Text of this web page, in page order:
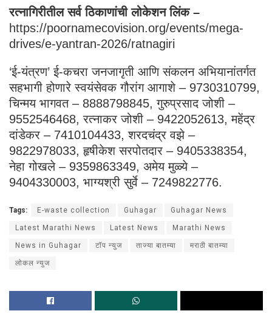
रत्नागिरीतील सर्व ठिकाणांची लोकेशन लिंक –
https://poornamecovision.org/events/mega-
drives/e-yantran-2026/ratnagiri
‘ई-यंत्रण’ ई-कचरा जनजागृती आणि संकलन अभियानांतर्गत
सहभागी होणारे स्वयंसेवक गौरांग आगाशे – 9730310799,
चिन्मय भागवत – 8888798845, गुरुप्रसाद जोशी –
9552546468, रत्नाकर जोशी – 9422052613, महेंद्र
दांडेकर – 7410104433, शरदचंद्र वझे –
9822978033, हृषीकेश सरपोतदार – 9405338354,
नेहा गोखले – 9359863349, अमेय मुळ्ये –
9404330003, भाग्यश्री सुर्वे – 7249822776.
Tags: E-waste collection Guhagar Guhagar News
Latest Marathi News Latest News Marathi News
News in Guhagar टॉप न्युज ताज्या बातम्या मराठी बातम्या
लोकल न्युज